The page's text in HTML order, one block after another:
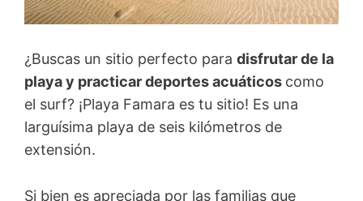
¿Buscas un sitio perfecto para disfrutar de la
playa y practicar deportes acuáticos como
el surf? ¡Playa Famara es tu sitio! Es una
larguísima playa de seis kilómetros de
extensión.
Si bien es apreciada por las familias que